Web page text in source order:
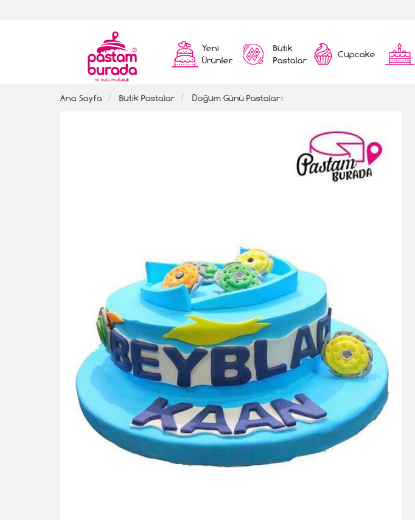
Yeni
Ürünler
Butik
Pastalar
Cupcake
Ana Sayfa Butik Pastalar Doğum Günü Pastaları